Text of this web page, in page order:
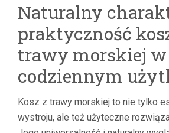
Naturalny
praktyczność
trawy morskiej w
codziennym
Kosz z trawy morskiej to nie tylko
wystroju, ale też użyteczne